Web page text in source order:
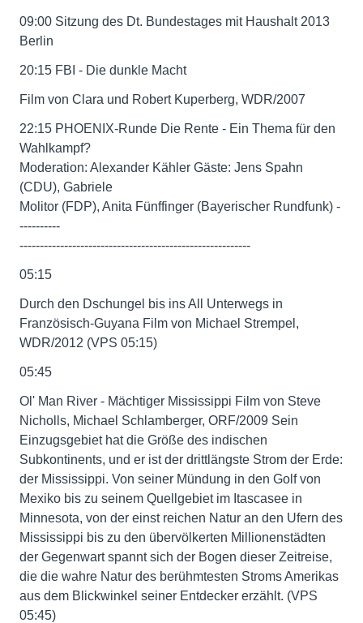
09:00 Sitzung des Dt. Bundestages mit Haushalt 2013
Berlin
20:15 FBI - Die dunkle Macht
Film von Clara und Robert Kuperberg, WDR/2007
22:15 PHOENIX-Runde Die Rente - Ein Thema für den
Wahlkampf?
Moderation: Alexander Kähler Gäste: Jens Spahn
(CDU), Gabriele
Molitor (FDP), Anita Fünffinger (Bayerischer Rundfunk) -
----------
---------------------------------------------------------
05:15
Durch den Dschungel bis ins All Unterwegs in
Französisch-Guyana Film von Michael Strempel,
WDR/2012 (VPS 05:15)
05:45
Ol' Man River - Mächtiger Mississippi Film von Steve
Nicholls, Michael Schlamberger, ORF/2009 Sein
Einzugsgebiet hat die Größe des indischen
Subkontinents, und er ist der drittlängste Strom der Erde:
der Mississippi. Von seiner Mündung in den Golf von
Mexiko bis zu seinem Quellgebiet im Itascasee in
Minnesota, von der einst reichen Natur an den Ufern des
Mississippi bis zu den übervölkerten Millionenstädten
der Gegenwart spannt sich der Bogen dieser Zeitreise,
die die wahre Natur des berühmtesten Stroms Amerikas
aus dem Blickwinkel seiner Entdecker erzählt. (VPS
05:45)